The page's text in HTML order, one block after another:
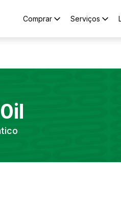
Comprar Serviços